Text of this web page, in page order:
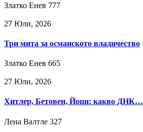
Златко Енев 777
27 Юли, 2026
Три мита за османското владичество
Златко Енев 665
27 Юли, 2026
Хитлер, Бетовен, Йоци: какво ДНК…
Лена Валтле 327